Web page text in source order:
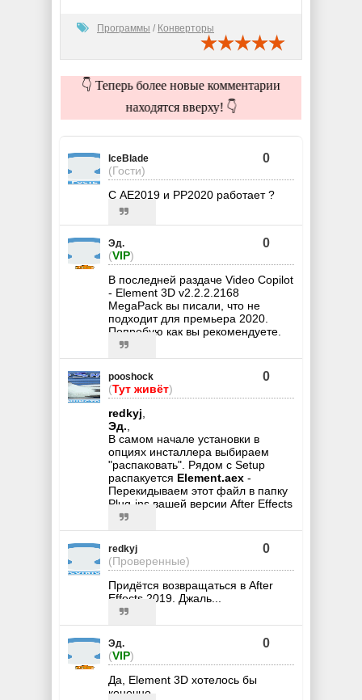
Программы / Конверторы
👇 Теперь более новые комментарии
находятся вверху! 👇
IceBlade
(Гости)
0
С АЕ2019 и РР2020 работает ?
Эд.
(VIP)
0
В последней раздаче Video Copilot
- Element 3D v2.2.2.2168
MegaPack вы писали, что не
подходит для премьера 2020.
Попробую как вы рекомендуете.
pooshock
(Тут живёт)
0
redkyj,
Эд.,
В самом начале установки в
опциях инсталлера выбираем
"распаковать". Рядом с Setup
распакуется Element.aex -
Перекидываем этот файл в папку
Plug-ins вашей версии After Effects
redkyj
(Проверенные)
0
Придётся возвращаться в After
Effects 2019. Джаль...
Эд.
(VIP)
0
Да, Element 3D хотелось бы
конечно.